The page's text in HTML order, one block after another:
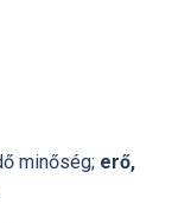
minőség; erő,